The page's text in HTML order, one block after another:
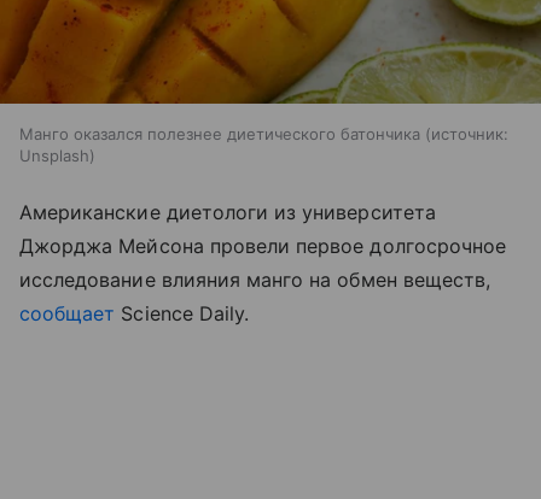
Манго оказался полезнее диетического батончика
источник:
Unsplash
Американские диетологи из университета
Джорджа Мейсона провели первое долгосрочное
исследование влияния манго на обмен веществ,
сообщает Science Daily.